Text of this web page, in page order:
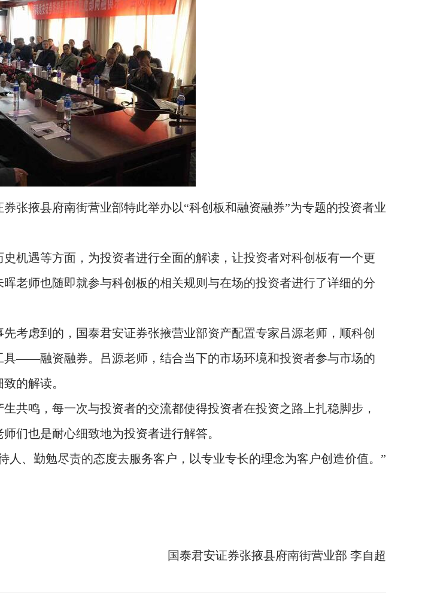
掖县府南街营业部特此举办以“科创板和融资融券”为专题的投资者业
遇等方面，为投资者进行全面的解读，让投资者对科创板有一个更
老师也随即就参与科创板的相关规则与在场的投资者进行了详细的分
虑到的，国泰君安证券张掖营业部资产配置专家吕源老师，顺科创
——融资融券。吕源老师，结合当下的市场环境和投资者参与市场的
的解读。
鸣，每一次与投资者的交流都使得投资者在投资之路上扎稳脚步，
们也是耐心细致地为投资者进行解答。
、勤勉尽责的态度去服务客户，以专业专长的理念为客户创造价值。”
国泰君安证券张掖县府南街营业部 李自超